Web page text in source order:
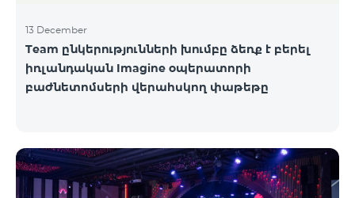
13 December
Team ընկերությունների խումբը ձեռք է բերել
իռլանդական Imagine օպերատորի
բաժնետոմսերի վերահսկող փաթեթը